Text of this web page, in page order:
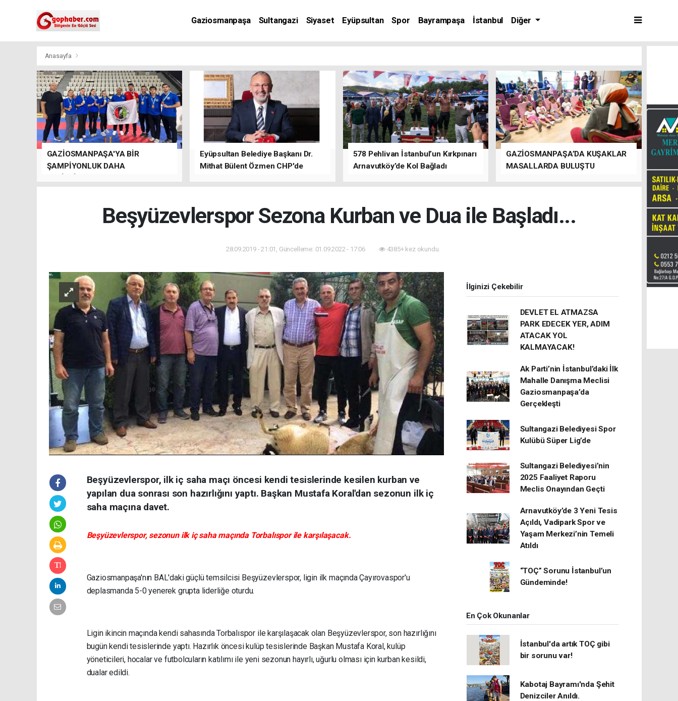
Gaziosmanpaşa Sultangazi Siyaset Eyüpsultan Spor Bayrampaşa İstanbul Diğer
Anasayfa
GAZİOSMANPAŞA'YA BİR
ŞAMPİYONLUK DAHA
Eyüpsultan Belediye Başkanı Dr.
Mithat Bülent Özmen CHP'de
578 Pehlivan İstanbul’un Kırkpınarı
Arnavutköy’de Kol Bağladı
GAZİOSMANPAŞA’DA KUŞAKLAR
MASALLARDA BULUŞTU
Beşyüzevlerspor Sezona Kurban ve Dua ile Başladı...
28.09.2019 - 21:01, Güncelleme: 01.09.2022 - 17:06 4385+ kez okundu.
Beşyüzevlerspor, ilk iç saha maçı öncesi kendi tesislerinde kesilen kurban ve
yapılan dua sonrası son hazırlığını yaptı. Başkan Mustafa Koral'dan sezonun ilk iç
saha maçına davet.
Beşyüzevlerspor, sezonun ilk iç saha maçında Torbalıspor ile karşılaşacak.
Gaziosmanpaşa'nın BAL'daki güçlü temsilcisi Beşyüzevlerspor, ligin ilk maçında Çayırovaspor'u
deplasmanda 5-0 yenerek grupta liderliğe oturdu.
Ligin ikincin maçında kendi sahasında Torbalıspor ile karşılaşacak olan Beşyüzevlerspor, son hazırlığını
bugün kendi tesislerinde yaptı. Hazırlık öncesi kulüp tesislerinde Başkan Mustafa Koral, kulüp
yöneticileri, hocalar ve futbolcuların katılımı ile yeni sezonun hayırlı, uğurlu olması için kurban kesildi,
dualar edildi.
İlginizi Çekebilir
DEVLET EL ATMAZSA
PARK EDECEK YER, ADIM
ATACAK YOL
KALMAYACAK!
Ak Parti’nin İstanbul’daki İlk
Mahalle Danışma Meclisi
Gaziosmanpaşa’da
Gerçekleşti
Sultangazi Belediyesi Spor
Kulübü Süper Lig’de
Sultangazi Belediyesi’nin
2025 Faaliyet Raporu
Meclis Onayından Geçti
Arnavutköy’de 3 Yeni Tesis
Açıldı, Vadipark Spor ve
Yaşam Merkezi’nin Temeli
Atıldı
“TOÇ” Sorunu İstanbul’un
Gündeminde!
En Çok Okunanlar
İstanbul'da artık TOÇ gibi
bir sorunu var!
Kabotaj Bayramı'nda Şehit
Denizciler Anıldı.